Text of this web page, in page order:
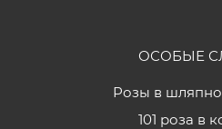
ОСОБЫЕ
Розы в
101 роза в